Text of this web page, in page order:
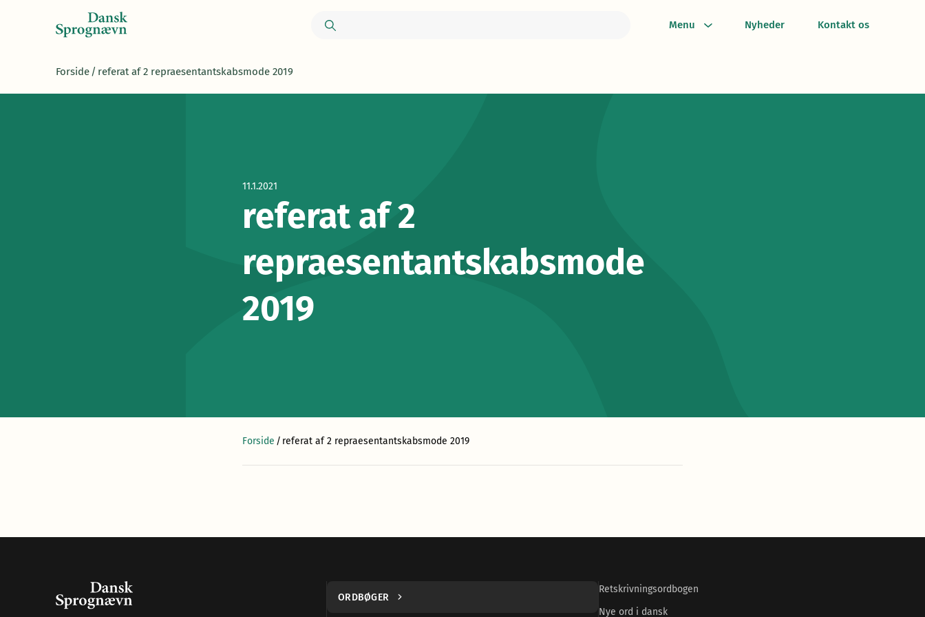
Menu Nyheder Kontakt os
Forside / referat af 2 repraesentantskabsmode 2019
11.1.2021
referat af 2
repraesentantskabsmode
2019
Forside / referat af 2 repraesentantskabsmode 2019
ORDBØGER
Retskrivningsordbogen
Nye ord i dansk